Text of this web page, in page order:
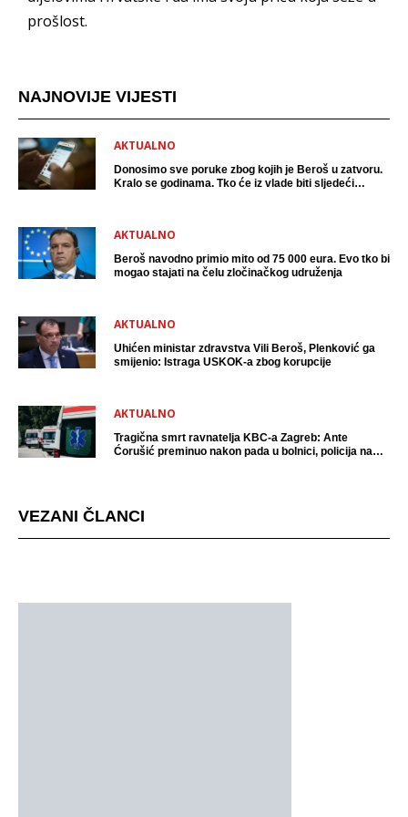
prošlost.
NAJNOVIJE VIJESTI
AKTUALNO
Donosimo sve poruke zbog kojih je Beroš u zatvoru.
Kralo se godinama. Tko će iz vlade biti sljedeći
AKTUALNO
Beroš navodno primio mito od 75 000 eura. Evo tko bi
mogao stajati na čelu zločinačkog udruženja
AKTUALNO
Uhićen ministar zdravstva Vili Beroš, Plenković ga
smijenio: Istraga USKOK-a zbog korupcije
AKTUALNO
Tragična smrt ravnatelja KBC-a Zagreb: Ante
Ćorušić preminuo nakon pada u bolnici, policija na
VEZANI ČLANCI